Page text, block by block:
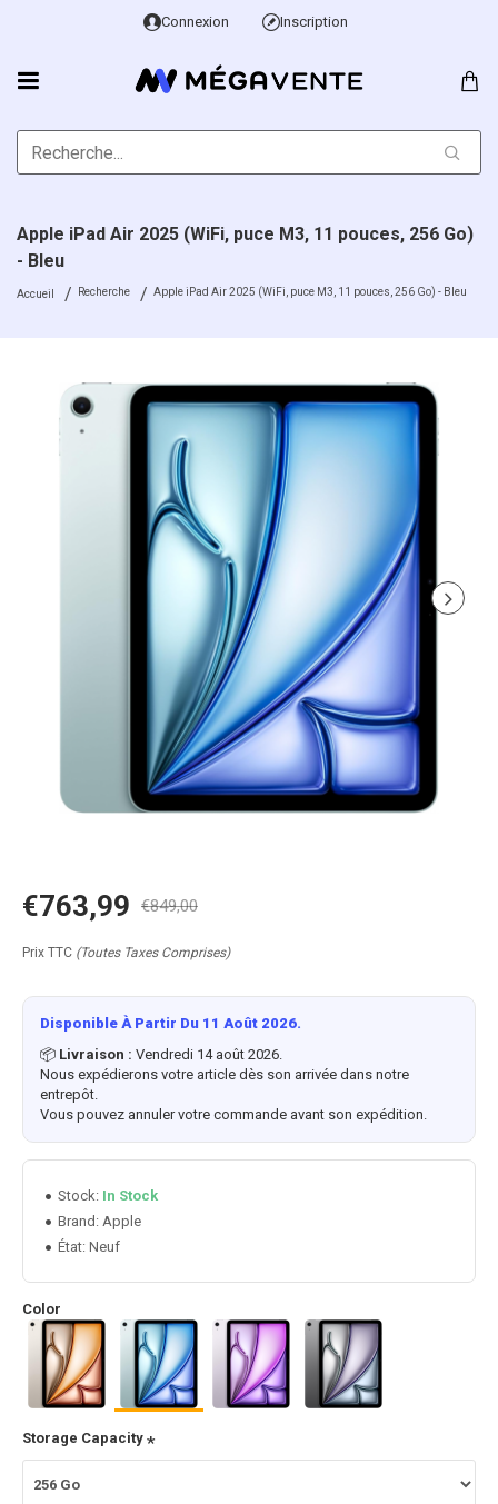
Connexion Inscription
Accueil Recherche Apple iPad Air 2025 (WiFi, puce M3, 11 pouces, 256 Go) - Bleu
Apple iPad Air 2025 (WiFi, puce M3, 11 pouces, 256 Go)
- Bleu
Disponible À Partir Du 11 Août 2026.
📦 Livraison : Vendredi 14 août 2026.
Nous expédierons votre article dès son arrivée dans notre
entrepôt.
Vous pouvez annuler votre commande avant son expédition.
Stock: In Stock
Brand: Apple
État: Neuf
€763,99 €849,00
Color
Storage Capacity
Prix TTC (Toutes Taxes Comprises)